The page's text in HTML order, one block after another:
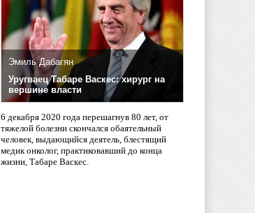
Эмиль Дабагян
Уругваец Табаре Васкес: хирург на
вершине власти
6 декабря 2020 года перешагнув 80 лет, от
тяжелой болезни скончался обаятельный
человек, выдающийся деятель, блестящий
медик онколог, практиковавший до конца
жизни, Табаре Васкес.